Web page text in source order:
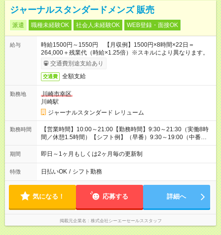
ジャーナルスタンダードメンズ 販売
派遣 職種未経験OK 社会人未経験OK WEB登録・面接OK
給与
時給1500円～1550円 【月収例】1500円×8時間×22日＝
264,000＋残業代（時給×1.25倍）※スキルにより異なります。
交通費別途支給あり
交通費 全額支給
勤務地
川崎市幸区
川崎駅
ジャーナルスタンダード レリューム
勤務時間
【営業時間】10:00～21:00【勤務時間】9:30～21:30（実働8時
間／休憩1.5時間）【シフト例】（早番）9:30～19:00（中番）
11:00～20:30（遅番）11:30～21:30
期間 即日～1ヶ月もしくは2ヶ月毎の更新制
特徴 日払いOK / シフト勤務
気になる！ 応募する 詳細へ
掲載元企業名 株式会社シーエーセールススタッフ